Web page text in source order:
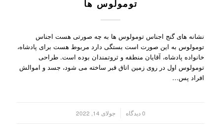
تومولوس ها
نشانه های گنج اجناس تومولوس ها به چه صورتی هست اجناس
تومولوس به این صورت است بستگی دارد مربوط هست برای پادشاه،
خانواده پادشاه، آقایان منطقه و ثروتمندان بوده است. طراحی
تومولوس اول در روی زمین اتاق قبر ساخته می شود، جسد و اموالش
افراد پس…
0 دیدگاه جولای 14, 2022